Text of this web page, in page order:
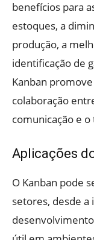
benefícios para
estoques, a
produção, a
identificação de
Kanban
colaboração
comunicação e
Aplicações
O Kanban pode
setores, desde